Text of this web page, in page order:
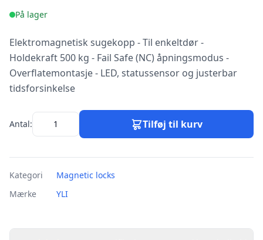
På lager
Elektromagnetisk sugekopp - Til enkeltdør -
Holdekraft 500 kg - Fail Safe (NC) åpningsmodus -
Overflatemontasje - LED, statussensor og justerbar
tidsforsinkelse
Antal: Tilføj til kurv
Kategori
Magnetic locks
Mærke
YLI